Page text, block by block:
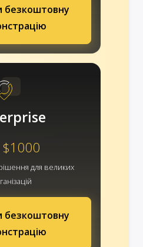
безкоштовну
$1000
для великих
безкоштовну